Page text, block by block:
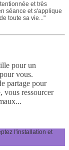
et très
séance et s'applique
toute sa vie..."
pour un
vous.
partage pour
vous ressourcer
l'installation et